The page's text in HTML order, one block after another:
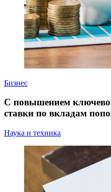
Бизнес
С повышением
ставки по вкладам
Наука и техника